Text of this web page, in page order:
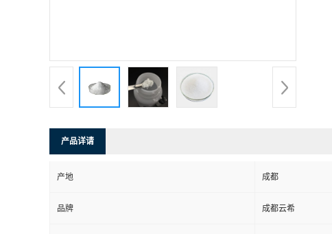
产品详请
产地 成都
品牌 成都云希